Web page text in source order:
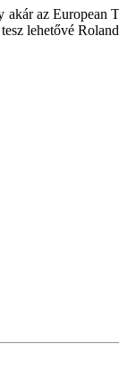
az European
lehetővé